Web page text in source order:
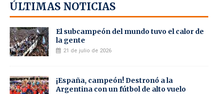
ÚLTIMAS NOTICIAS
El subcampeón del mundo tuvo el calor de
la gente
21 de julio de 2026
¡España, campeón! Destronó a la
Argentina con un fútbol de alto vuelo